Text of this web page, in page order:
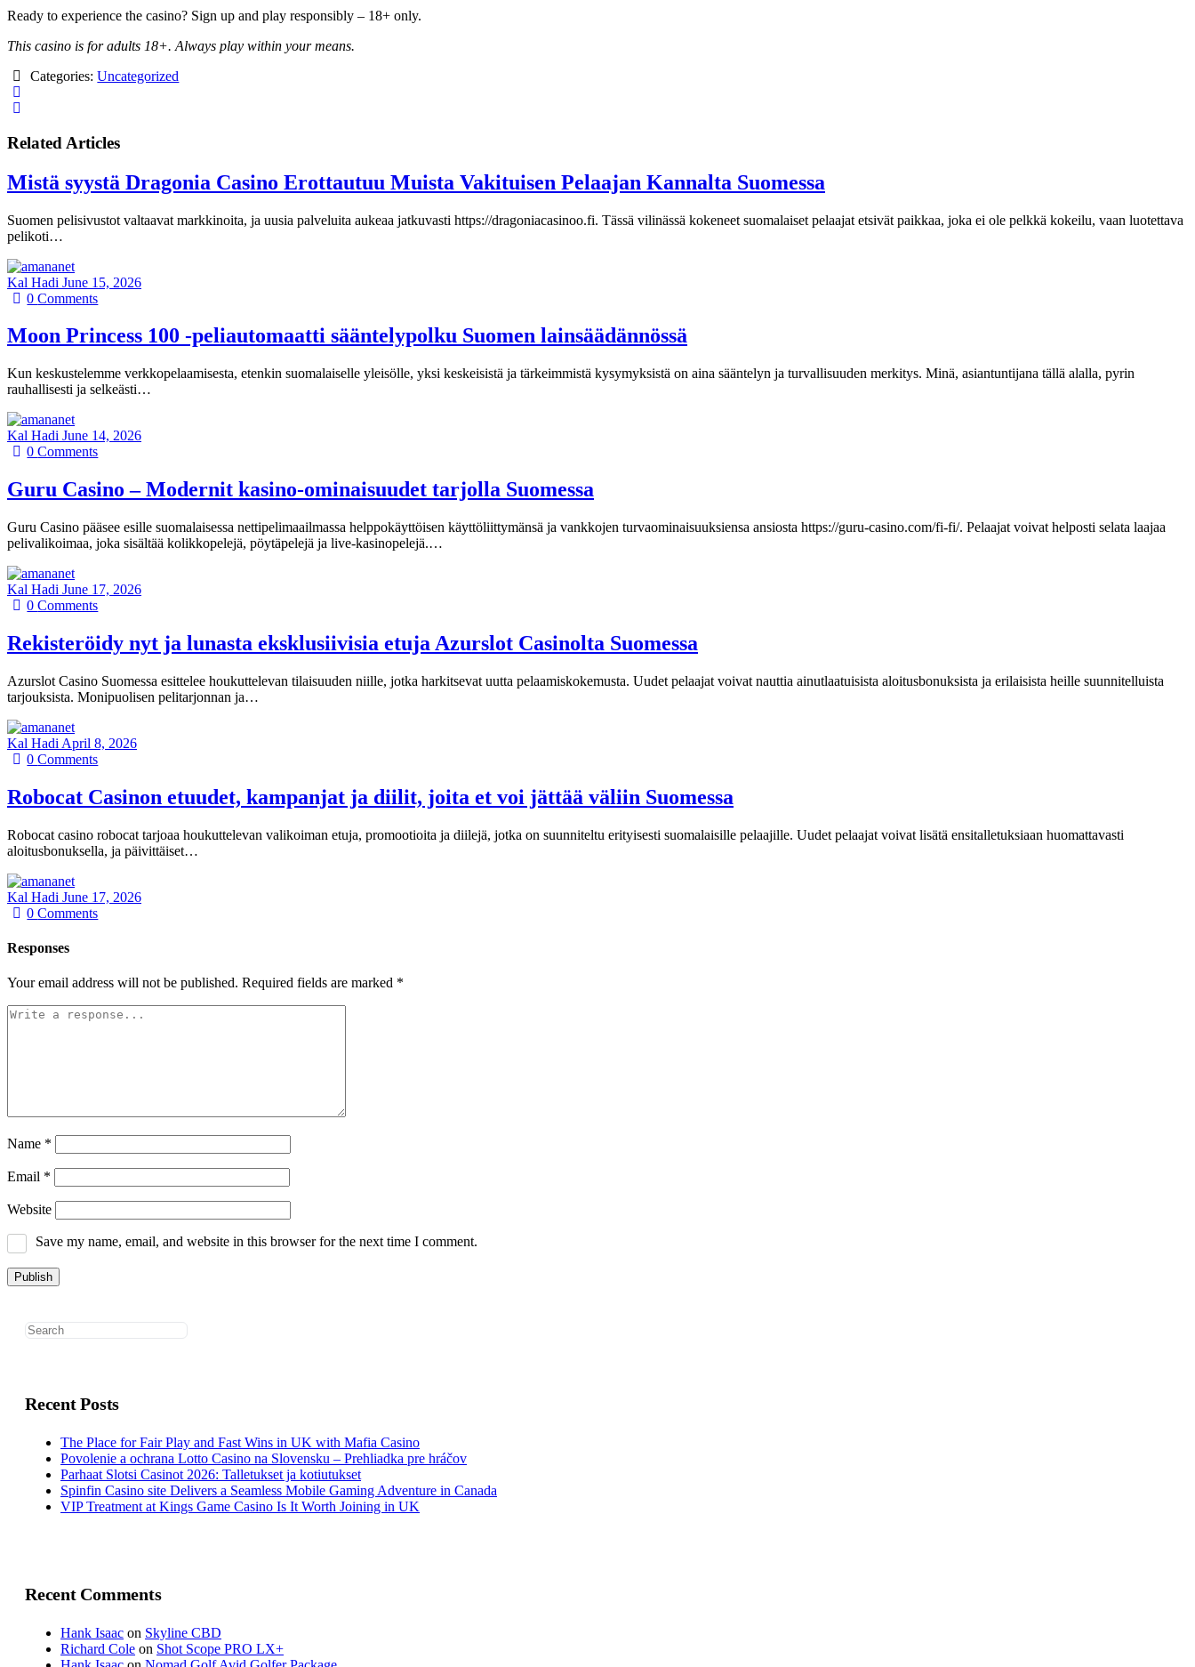
Ready to experience the casino? Sign up and play responsibly – 18+ only.
This casino is for adults 18+. Always play within your means.
Categories:Uncategorized
Related Articles
Mistä syystä Dragonia Casino Erottautuu Muista Vakituisen Pelaajan Kannalta Suomessa
Suomen pelisivustot valtaavat markkinoita, ja uusia palveluita aukeaa jatkuvasti https://dragoniacasinoo.fi. Tässä vilinässä kokeneet suomalaiset pelaajat etsivät paikkaa, joka ei ole pelkkä kokeilu, vaan luotettava
pelikoti…
Kal Hadi June 15, 2026
0Comments
Moon Princess 100 -peliautomaatti sääntelypolku Suomen lainsäädännössä
Kun keskustelemme verkkopelaamisesta, etenkin suomalaiselle yleisölle, yksi keskeisistä ja tärkeimmistä kysymyksistä on aina sääntelyn ja turvallisuuden merkitys. Minä, asiantuntijana tällä alalla, pyrin
rauhallisesti ja selkeästi…
Kal Hadi June 14, 2026
0Comments
Guru Casino – Modernit kasino-ominaisuudet tarjolla Suomessa
Guru Casino pääsee esille suomalaisessa nettipelimaailmassa helppokäyttöisen käyttöliittymänsä ja vankkojen turvaominaisuuksiensa ansiosta https://guru-casino.com/fi-fi/. Pelaajat voivat helposti selata laajaa
pelivalikoimaa, joka sisältää kolikkopelejä, pöytäpelejä ja live-kasinopelejä.…
Kal Hadi June 17, 2026
0Comments
Rekisteröidy nyt ja lunasta eksklusiivisia etuja Azurslot Casinolta Suomessa
Azurslot Casino Suomessa esittelee houkuttelevan tilaisuuden niille, jotka harkitsevat uutta pelaamiskokemusta. Uudet pelaajat voivat nauttia ainutlaatuisista aloitusbonuksista ja erilaisista heille suunnitelluista
tarjouksista. Monipuolisen pelitarjonnan ja…
Kal Hadi April 8, 2026
0Comments
Robocat Casinon etuudet, kampanjat ja diilit, joita et voi jättää väliin Suomessa
Robocat casino robocat tarjoaa houkuttelevan valikoiman etuja, promootioita ja diilejä, jotka on suunniteltu erityisesti suomalaisille pelaajille. Uudet pelaajat voivat lisätä ensitalletuksiaan huomattavasti
aloitusbonuksella, ja päivittäiset…
Kal Hadi June 17, 2026
0Comments
Responses
Your email address will not be published. Required fields are marked *
Name *
Email *
Website
Save my name, email, and website in this browser for the next time I comment.
Search
Recent Posts
The Place for Fair Play and Fast Wins in UK with Mafia Casino
Povolenie a ochrana Lotto Casino na Slovensku – Prehliadka pre hráčov
Parhaat Slotsi Casinot 2026: Talletukset ja kotiutukset
Spinfin Casino site Delivers a Seamless Mobile Gaming Adventure in Canada
VIP Treatment at Kings Game Casino Is It Worth Joining in UK
Recent Comments
Hank Isaac on Skyline CBD
Richard Cole on Shot Scope PRO LX+